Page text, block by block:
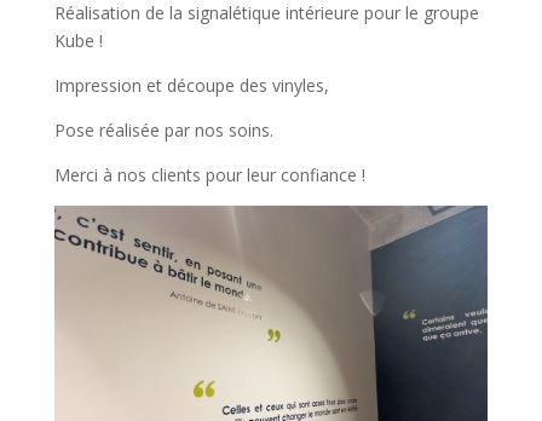
Réalisation de la signalétique intérieure pour le groupe
Kube !
Impression et découpe des vinyles,
Pose réalisée par nos soins.
Merci à nos clients pour leur confiance !